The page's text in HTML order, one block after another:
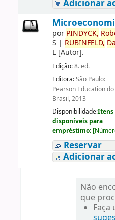
Adicionar
por PINDYCK,
S | RUBINFELD,
L[Autor].
Edição:8. ed.
Editora:São Paulo:
Pearson Education do
Brasil, 2013
Disponibilidade:Itens
disponíveis para
empréstimo: [
Reservar
Adicionar
Não
que
Faça